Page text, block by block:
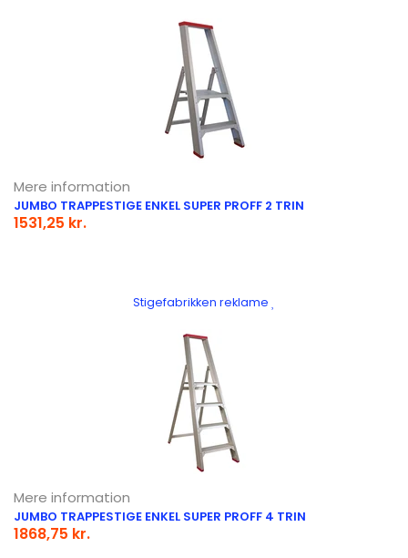
Mere information
JUMBO TRAPPESTIGE ENKEL SUPER PROFF 2 TRIN
1531,25 kr.
Stigefabrikken reklame
Mere information
JUMBO TRAPPESTIGE ENKEL SUPER PROFF 4 TRIN
1868,75 kr.